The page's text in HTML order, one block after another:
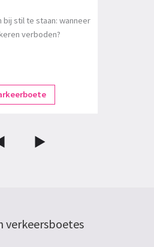
bij stil te staan: wanneer
verboden?
verkeersboetes